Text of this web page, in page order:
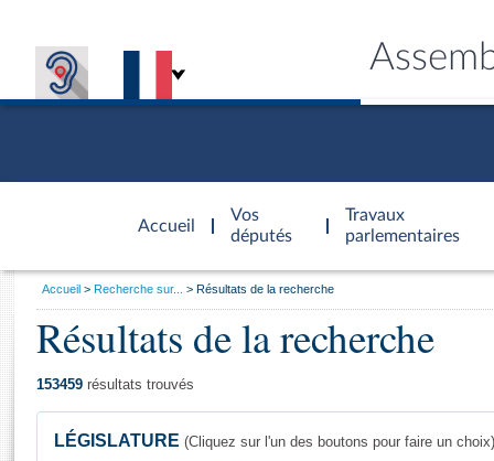
Accueil
d'accueil
Vos
députés
Travaux
parlementaires
Général
Vous
Accueil Recherche sur... Résultats de la recherche
Résultats de la recherche
153459 résultats trouvés
LÉGISLATURE (Cliquez sur l'un des boutons pour faire un choix)